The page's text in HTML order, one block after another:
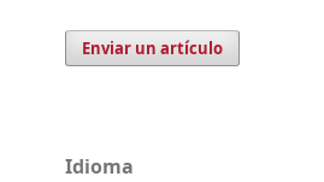
Enviar un artículo
Idioma